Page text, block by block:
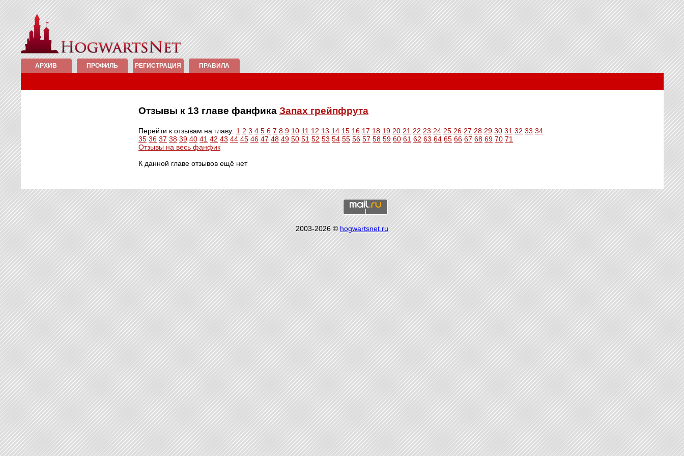
АРХИВ ПРОФИЛЬ РЕГИСТРАЦИЯ ПРАВИЛА
Отзывы к 13 главе фанфика Запах грейпфрута
Перейти к отзывам на главу: 1 2 3 4 5 6 7 8 9 10 11 12 13 14 15 16 17 18 19 20 21 22 23 24 25 26 27 28 29 30 31 32 33 34
35 36 37 38 39 40 41 42 43 44 45 46 47 48 49 50 51 52 53 54 55 56 57 58 59 60 61 62 63 64 65 66 67 68 69 70 71
Отзывы на весь фанфик
К данной главе отзывов ещё нет
2003-2026 ©hogwartsnet.ru